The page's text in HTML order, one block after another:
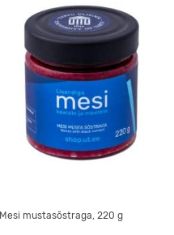
Mesi mustasõstraga, 220 g